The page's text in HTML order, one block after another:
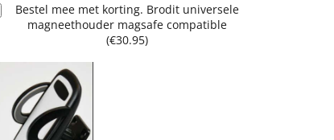
Bestel mee met korting. Brodit universele
magneethouder magsafe compatible
(€30.95)